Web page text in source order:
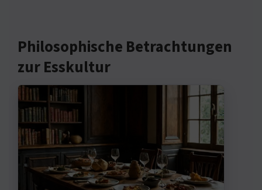
Philosophische Betrachtungen
zur Esskultur